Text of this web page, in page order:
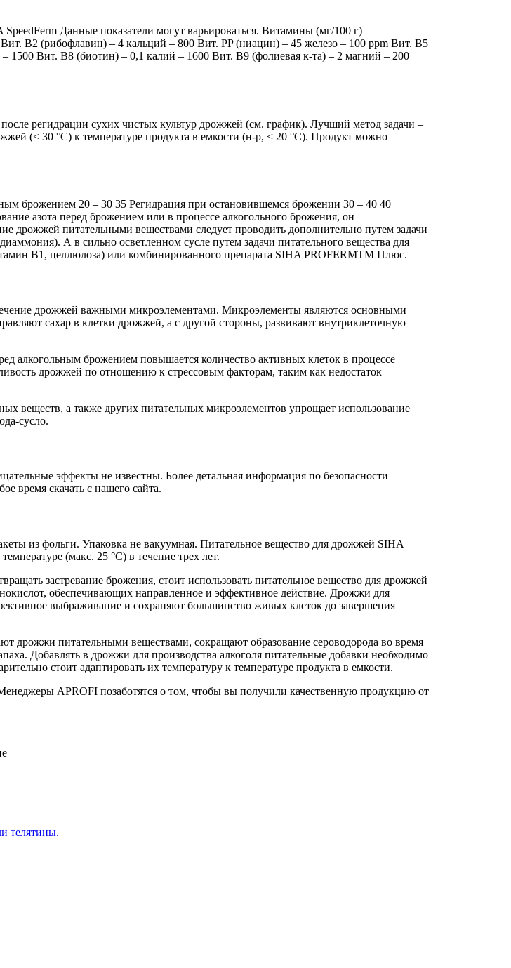
Данные показатели могут варьироваться. Витамины (мг/100 г)
B2 (рибофлавин) – 4 кальций – 800 Вит. PP (ниацин) – 45 железо – 100 ppm Вит. B5
Вит. B8 (биотин) – 0,1 калий – 1600 Вит. B9 (фолиевая к-та) – 2 магний – 200
регидрации сухих чистых культур дрожжей (см. график). Лучший метод задачи –
(< 30 °C) к температуре продукта в емкости (н-р, < 20 °С). Продукт можно
брожением 20 – 30 35 Регидрация при остановившемся брожении 30 – 40 40
азота перед брожением или в процессе алкогольного брожения, он
дрожжей питательными веществами следует проводить дополнительно путем задачи
А в сильно осветленном сусле путем задачи питательного вещества для
B1, целлюлоза) или комбинированного препарата SIHA PROFERMTM Плюс.
дрожжей важными микроэлементами. Микроэлементы являются основными
сахар в клетки дрожжей, а с другой стороны, развивают внутриклеточную
алкогольным брожением повышается количество активных клеток в процессе
дрожжей по отношению к стрессовым факторам, таким как недостаток
веществ, а также других питательных микроэлементов упрощает использование
сусло.
эффекты не известны. Более детальная информация по безопасности
время скачать с нашего сайта.
из фольги. Упаковка не вакуумная. Питательное вещество для дрожжей SIHA
(макс. 25 °C) в течение трех лет.
застревание брожения, стоит использовать питательное вещество для дрожжей
обеспечивающих направленное и эффективное действие. Дрожжи для
выбраживание и сохраняют большинство живых клеток до завершения
дрожжи питательными веществами, сокращают образование сероводорода во время
Добавлять в дрожжи для производства алкоголя питательные добавки необходимо
стоит адаптировать их температуру к температуре продукта в емкости.
APROFI позаботятся о том, чтобы вы получили качественную продукцию от
телятины.